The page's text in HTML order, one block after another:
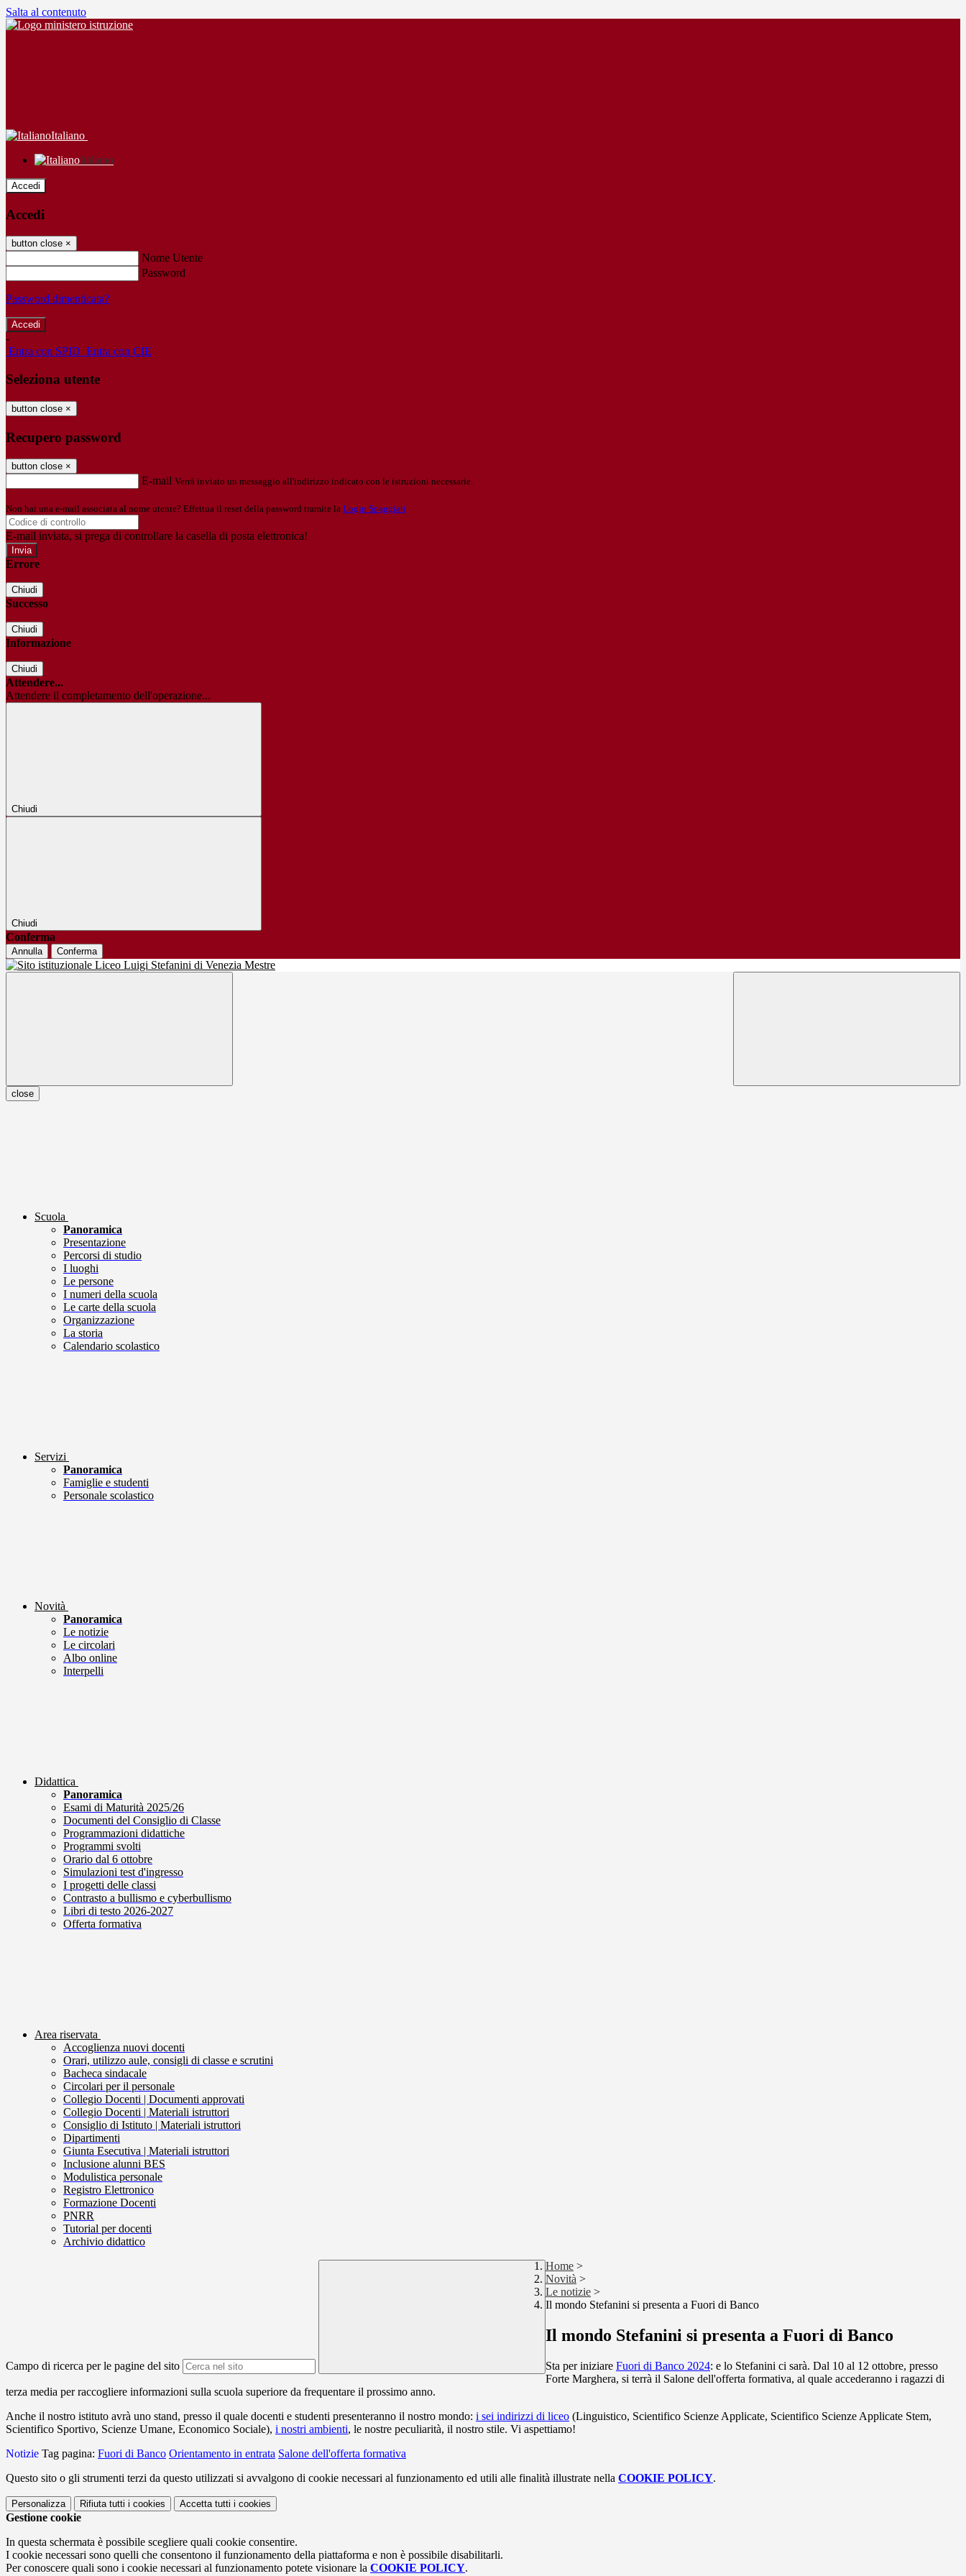
Salta al contenuto
Italiano
Italiano
Accedi
Accedi
button close ×
Nome Utente
Password
Password dimenticata?
-
Entra con SPID Entra con CIE
Seleziona utente
button close ×
Recupero password
button close ×
E-mail Verrà inviato un messaggio all'indirizzo indicato con le istruzioni necessarie.
Non hai una e-mail associata al nome utente? Effettua il reset della password tramite la Login Spaggiari
E-mail inviata, si prega di controllare la casella di posta elettronica!
Errore
Chiudi
Successo
Chiudi
Informazione
Chiudi
Attendere...
Attendere il completamento dell'operazione...
Chiudi
Chiudi
Conferma
Annulla Conferma
close
Scuola
Panoramica
Presentazione
Percorsi di studio
I luoghi
Le persone
I numeri della scuola
Le carte della scuola
Organizzazione
La storia
Calendario scolastico
Servizi
Panoramica
Famiglie e studenti
Personale scolastico
Novità
Panoramica
Le notizie
Le circolari
Albo online
Interpelli
Didattica
Panoramica
Esami di Maturità 2025/26
Documenti del Consiglio di Classe
Programmazioni didattiche
Programmi svolti
Orario dal 6 ottobre
Simulazioni test d'ingresso
I progetti delle classi
Contrasto a bullismo e cyberbullismo
Libri di testo 2026-2027
Offerta formativa
Area riservata
Accoglienza nuovi docenti
Orari, utilizzo aule, consigli di classe e scrutini
Bacheca sindacale
Circolari per il personale
Collegio Docenti | Documenti approvati
Collegio Docenti | Materiali istruttori
Consiglio di Istituto | Materiali istruttori
Dipartimenti
Giunta Esecutiva | Materiali istruttori
Inclusione alunni BES
Modulistica personale
Registro Elettronico
Formazione Docenti
PNRR
Tutorial per docenti
Archivio didattico
Campo di ricerca per le pagine del sito
Home >
Novità >
Le notizie >
Il mondo Stefanini si presenta a Fuori di Banco
Il mondo Stefanini si presenta a Fuori di Banco
Sta per iniziare Fuori di Banco 2024: e lo Stefanini ci sarà. Dal 10 al 12 ottobre, presso
Forte Marghera, si terrà il Salone dell'offerta formativa, al quale accederanno i ragazzi di
terza media per raccogliere informazioni sulla scuola superiore da frequentare il prossimo anno.
Anche il nostro istituto avrà uno stand, presso il quale docenti e studenti presenteranno il nostro mondo: i sei indirizzi di liceo (Linguistico, Scientifico Scienze Applicate, Scientifico Scienze Applicate Stem,
Scientifico Sportivo, Scienze Umane, Economico Sociale), i nostri ambienti, le nostre peculiarità, il nostro stile. Vi aspettiamo!
Notizie Tag pagina: Fuori di Banco Orientamento in entrata Salone dell'offerta formativa
Questo sito o gli strumenti terzi da questo utilizzati si avvalgono di cookie necessari al funzionamento ed utili alle finalità illustrate nella COOKIE POLICY.
Personalizza Rifiuta tutti i cookies Accetta tutti i cookies
Gestione cookie
In questa schermata è possibile scegliere quali cookie consentire.
I cookie necessari sono quelli che consentono il funzionamento della piattaforma e non è possibile disabilitarli.
Per conoscere quali sono i cookie necessari al funzionamento potete visionare la COOKIE POLICY.